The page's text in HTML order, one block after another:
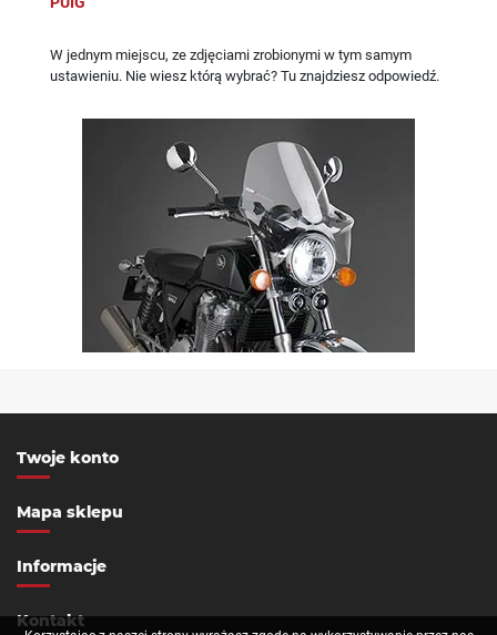
W jednym miejscu, ze zdjęciami zrobionymi w tym samym
ustawieniu. Nie wiesz którą wybrać? Tu znajdziesz odpowiedź.
Twoje konto
Mapa sklepu
Informacje
Kontakt